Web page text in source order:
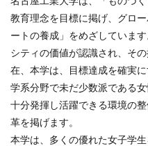
教育理念を目標に掲げ、グロ
ートの養成」をめざしていま
シティの価値が認識され、そ
在、本学は、目標達成を確実
学系分野で未だ少数派である
十分発揮し活躍できる環境の
革を掲げます。
本学は、多くの優れた女子学